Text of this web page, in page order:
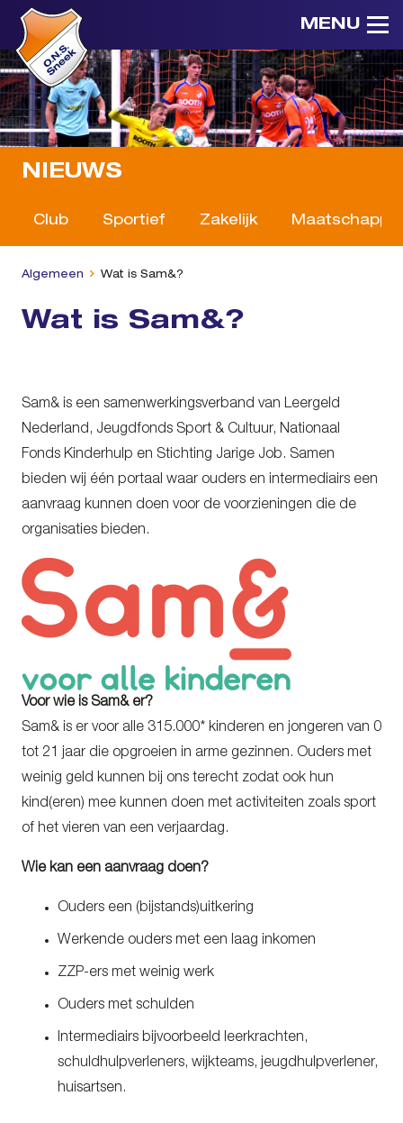
MENU
NIEUWS
Club Sportief Zakelijk
Algemeen Wat is Sam&?
Wat is Sam&?
Sam& is een samenwerkingsverband van Leergeld
Nederland, Jeugdfonds Sport & Cultuur, Nationaal
Fonds Kinderhulp en Stichting Jarige Job. Samen
bieden wij één portaal waar ouders en intermediairs een
aanvraag kunnen doen voor de voorzieningen die de
organisaties bieden.
Voor wie is Sam& er?
Sam& is er voor alle 315.000* kinderen en jongeren van 0
tot 21 jaar die opgroeien in arme gezinnen. Ouders met
weinig geld kunnen bij ons terecht zodat ook hun
kind(eren) mee kunnen doen met activiteiten zoals sport
of het vieren van een verjaardag.
Wie kan een aanvraag doen?
Ouders een (bijstands)uitkering
Werkende ouders met een laag inkomen
ZZP-ers met weinig werk
Ouders met schulden
Intermediairs bijvoorbeeld leerkrachten,
schuldhulpverleners, wijkteams, jeugdhulpverlener,
huisartsen.